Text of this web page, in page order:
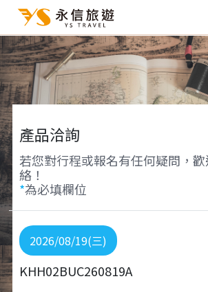
產品洽詢
若您對行程或報名有任何疑問，
絡！
*為必填欄位
2026/08/19(三)
KHH02BUC260819A